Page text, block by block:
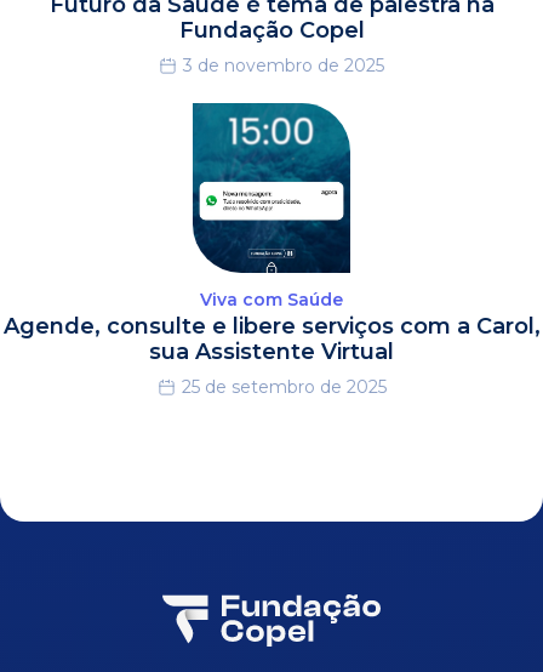
Fundação Copel
3 de novembro de 2025
Viva com Saúde
Agende, consulte e libere serviços com a Carol,
sua Assistente Virtual
25 de setembro de 2025